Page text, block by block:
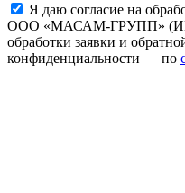
Я даю согласие на
ООО «МАСАМ-ГРУПП»
обработки заявки и
конфиденциальности — по